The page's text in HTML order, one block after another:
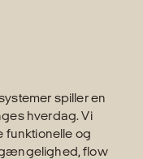
spiller en
hverdag. Vi
funktionelle og
flow